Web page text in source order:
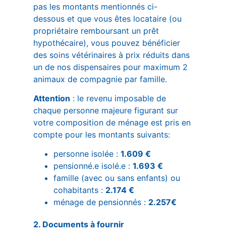
pas les montants mentionnés ci-
dessous et que vous êtes locataire (ou
propriétaire remboursant un prêt
hypothécaire), vous pouvez bénéficier
des soins vétérinaires à prix réduits dans
un de nos dispensaires pour maximum 2
animaux de compagnie par famille.
Attention : le revenu imposable de
chaque personne majeure figurant sur
votre composition de ménage est pris en
compte pour les montants suivants:
personne isolée : 1.609 €
pensionné.e isolé.e : 1.693 €
famille (avec ou sans enfants) ou
cohabitants : 2.174 €
ménage de pensionnés : 2.257€
2. Documents à fournir